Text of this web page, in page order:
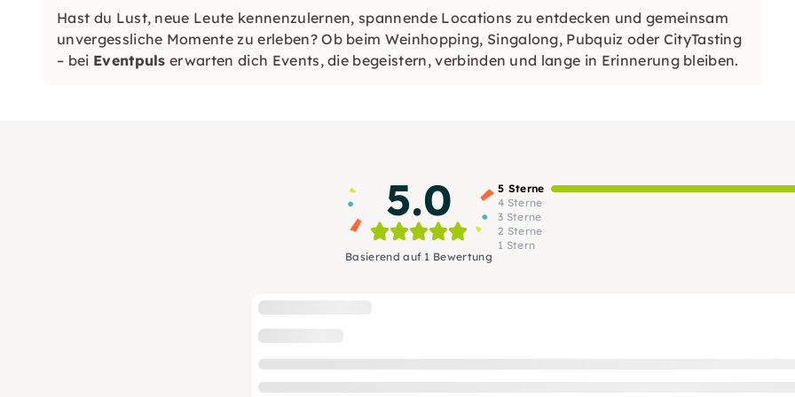
Hast du Lust, neue Leute kennenzulernen, spannende Locations zu entdecken und gemeinsam
unvergessliche Momente zu erleben? Ob beim Weinhopping, Singalong, Pubquiz oder CityTasting
– bei Eventpuls erwarten dich Events, die begeistern, verbinden und lange in Erinnerung bleiben.
5.0
Basierend auf 1 Bewertung
5 Sterne
4 Sterne
3 Sterne
2 Sterne
1 Stern